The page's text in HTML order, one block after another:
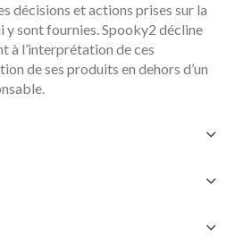
décisions et actions prises sur la
y sont fournies. Spooky2 décline
à l’interprétation de ces
de ses produits en dehors d’un